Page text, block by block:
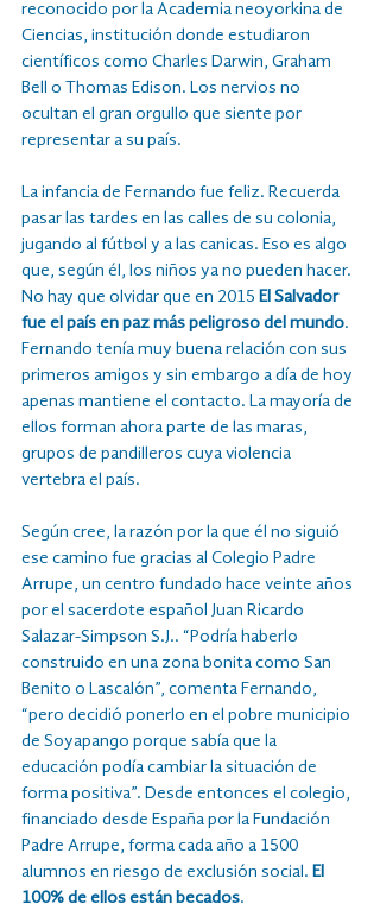
reconocido por la Academia neoyorkina de
Ciencias, institución donde estudiaron
científicos como Charles Darwin, Graham
Bell o Thomas Edison. Los nervios no
ocultan el gran orgullo que siente por
representar a su país.
La infancia de Fernando fue feliz. Recuerda
pasar las tardes en las calles de su colonia,
jugando al fútbol y a las canicas. Eso es algo
que, según él, los niños ya no pueden hacer.
No hay que olvidar que en 2015 El Salvador
fue el país en paz más peligroso del mundo.
Fernando tenía muy buena relación con sus
primeros amigos y sin embargo a día de hoy
apenas mantiene el contacto. La mayoría de
ellos forman ahora parte de las maras,
grupos de pandilleros cuya violencia
vertebra el país.
Según cree, la razón por la que él no siguió
ese camino fue gracias al Colegio Padre
Arrupe, un centro fundado hace veinte años
por el sacerdote español Juan Ricardo
Salazar-Simpson S.J.. “Podría haberlo
construido en una zona bonita como San
Benito o Lascalón”, comenta Fernando,
“pero decidió ponerlo en el pobre municipio
de Soyapango porque sabía que la
educación podía cambiar la situación de
forma positiva”. Desde entonces el colegio,
financiado desde España por la Fundación
Padre Arrupe, forma cada año a 1500
alumnos en riesgo de exclusión social. El
100% de ellos están becados.